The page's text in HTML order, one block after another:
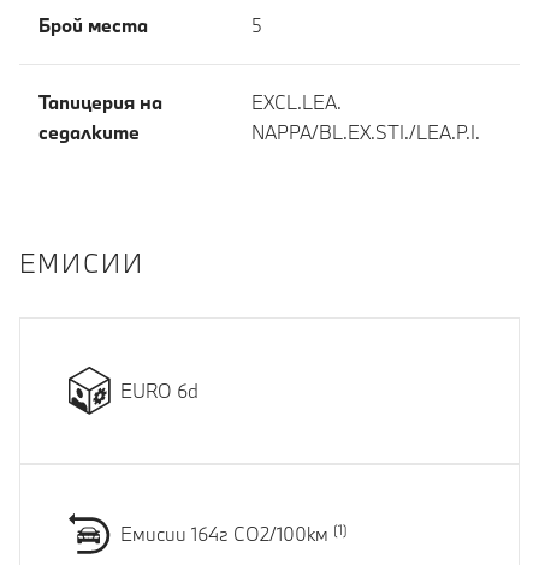
Брой места 5
Тапицерия на
седалките
EXCL.LEA.
NAPPA/BL.EX.STI./LEA.P.I.
EМИСИИ
EURO 6d
Емисии 164г CO2/100км